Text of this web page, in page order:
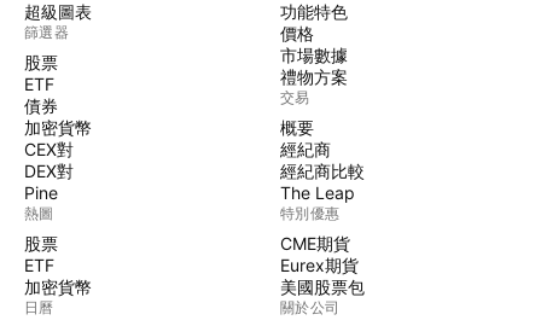
超級圖表
篩選器
股票
ETF
債券
加密貨幣
CEX對
DEX對
Pine
熱圖
股票
ETF
加密貨幣
日曆
功能特色
價格
市場數據
禮物方案
交易
概要
經紀商
經紀商比較
The Leap
特別優惠
CME期貨
Eurex期貨
美國股票包
關於公司